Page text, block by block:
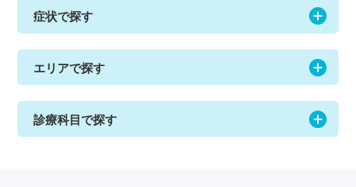
症状で探す
エリアで探す
診療科目で探す